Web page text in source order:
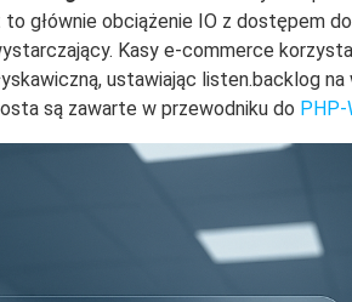
głównie obciążenie IO z dostępem
Kasy e-commerce
ustawiając listen.backlog
są zawarte w przewodniku do PHP-